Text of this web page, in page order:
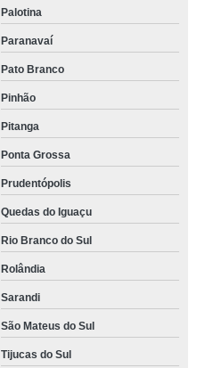
Palotina
Paranavaí
Pato Branco
Pinhão
Pitanga
Ponta Grossa
Prudentópolis
Quedas do Iguaçu
Rio Branco do Sul
Rolândia
Sarandi
São Mateus do Sul
Tijucas do Sul